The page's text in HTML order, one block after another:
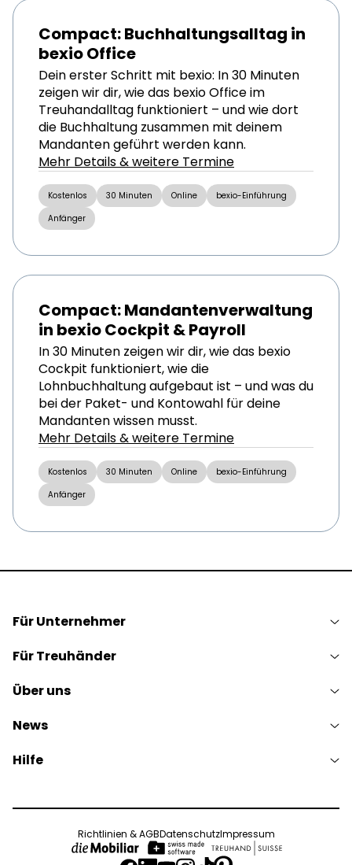
Compact: Buchhaltungsalltag in
bexio Office
Dein erster Schritt mit bexio: In 30 Minuten
zeigen wir dir, wie das bexio Office im
Treuhandalltag funktioniert – und wie dort
die Buchhaltung zusammen mit deinem
Mandanten geführt werden kann.
Mehr Details & weitere Termine
Kostenlos 30 Minuten Online
bexio-Einführung
Anfänger
Compact: Mandantenverwaltung
in bexio Cockpit & Payroll
In 30 Minuten zeigen wir dir, wie das bexio
Cockpit funktioniert, wie die
Lohnbuchhaltung aufgebaut ist – und was du
bei der Paket- und Kontowahl für deine
Mandanten wissen musst.
Mehr Details & weitere Termine
Kostenlos 30 Minuten Online
bexio-Einführung
Anfänger
Für Unternehmer
Für Treuhänder
Über uns
News
Hilfe
Richtlinien & AGBDatenschutzImpressum